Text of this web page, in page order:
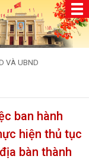
VÀ UBND
ban hành
hiện thủ tục
bàn thành